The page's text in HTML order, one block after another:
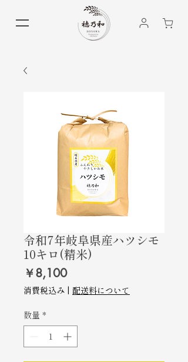
令和7年岐阜県産ハツシモ
10キロ(精米)
￥8,100価
格
消費税込み | 配送料について
数量 *